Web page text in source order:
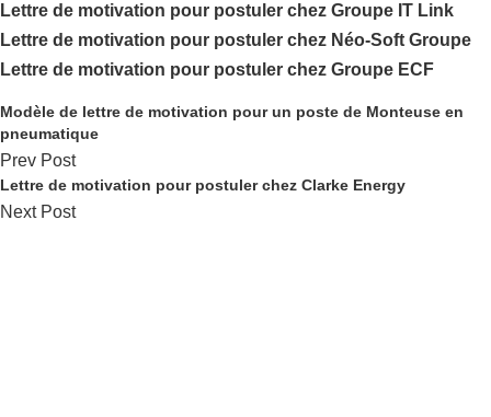
Lettre de motivation pour postuler chez Groupe IT Link
Lettre de motivation pour postuler chez Néo-Soft Groupe
Lettre de motivation pour postuler chez Groupe ECF
Modèle de lettre de motivation pour un poste de Monteuse en
pneumatique
Prev Post
Lettre de motivation pour postuler chez Clarke Energy
Next Post